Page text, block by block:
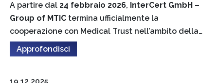
A partire dal 24 febbraio 2026, InterCert GmbH –
Group of MTIC termina ufficialmente la
cooperazione con Medical Trust nell’ambito della…
Approfondisci